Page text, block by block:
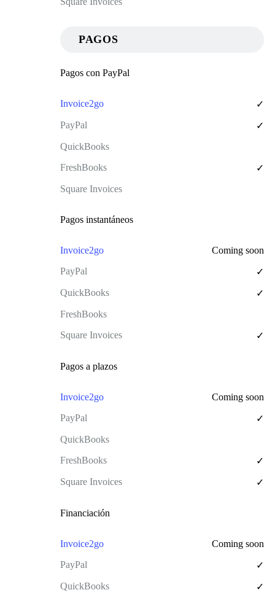
PAGOS
Pagos con PayPal
✓
✓
✓
Pagos instantáneos
Coming soon
✓
✓
✓
Pagos a plazos
Coming soon
✓
✓
✓
Financiación
Coming soon
✓
✓